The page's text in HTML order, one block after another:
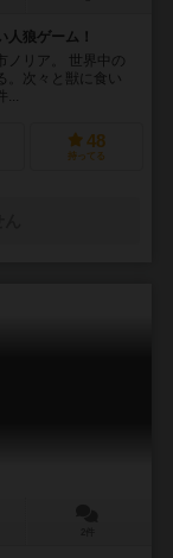
狼ゲーム！
リア。 世界中の
。次々と獣に食い
...
48
持ってる